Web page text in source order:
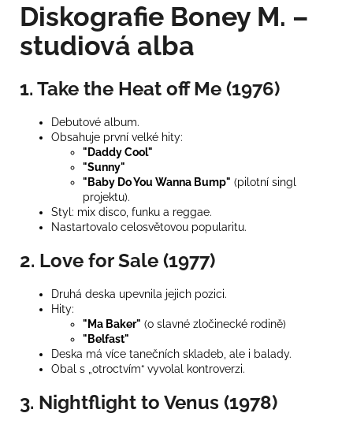
Diskografie Boney M. –
studiová alba
1. Take the Heat off Me (1976)
Debutové album.
Obsahuje první velké hity:
"Daddy Cool"
"Sunny"
"Baby Do You Wanna Bump" (pilotní singl
projektu).
Styl: mix disco, funku a reggae.
Nastartovalo celosvětovou popularitu.
2. Love for Sale (1977)
Druhá deska upevnila jejich pozici.
Hity:
"Ma Baker" (o slavné zločinecké rodině)
"Belfast"
Deska má více tanečních skladeb, ale i balady.
Obal s „otroctvím“ vyvolal kontroverzi.
3. Nightflight to Venus (1978)